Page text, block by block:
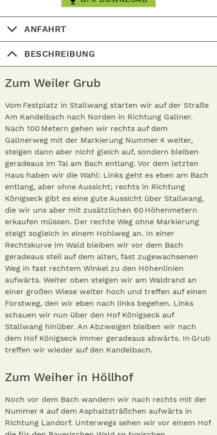
ANFAHRT
BESCHREIBUNG
Zum Weiler Grub
Vom Festplatz in Stallwang starten wir auf der Straße
Am Kandelbach nach Norden in Richtung Gallner.
Nach 100 Metern gehen wir rechts auf dem
Gallnerweg mit der Markierung Nummer 4 weiter,
steigen dann aber nicht gleich auf, sondern bleiben
geradeaus im Tal am Bach entlang. Vor dem letzten
Haus haben wir die Wahl: Links geht es eben am Bach
entlang, aber ohne Aussicht; rechts in Richtung
Königseck gibt es eine gute Aussicht über Stallwang,
die wir uns aber mit zusätzlichen 60 Höhenmetern
erkaufen müssen. Der rechte Weg ohne Markierung
steigt sogleich in einem Hohlweg an. In einer
Rechtskurve im Wald bleiben wir vor dem Bach
geradeaus steil auf dem alten, fast zugewachsenen
Weg in fast rechtem Winkel zu den Höhenlinien
aufwärts. Weiter oben steigen wir am Waldrand an
einer großen Wiese weiter hoch und treffen auf einen
Forstweg, den wir eben nach links begehen. Links
schauen wir nun über den Hof Königseck auf
Stallwang hinüber. An Abzweigen bleiben wir nach
dem Hof Königseck immer geradeaus abwärts. In Grub
treffen wir wieder auf den Kandelbach.
Zum Weiher in Höllhof
Noch vor dem Bach wandern wir nach rechts mit der
Nummer 4 auf dem Asphaltsträßchen aufwärts in
Richtung Landorf. Unterwegs sehen wir vor einem Hof